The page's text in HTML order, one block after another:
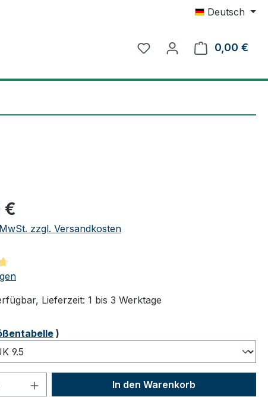
Deutsch
Du hast 0 Produkte auf
0,00 €
€
zzgl. Versandkosten
Bewertung von 4.83 von 5 Sternen
Lieferzeit: 1 bis 3 Werktage
)
Anzahl: Gib den gewünschten Wert
In den Warenkorb